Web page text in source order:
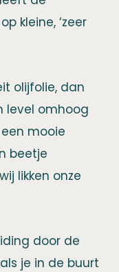
kleine, ‘zeer
olijfolie, dan
level omhoog
mooie
beetje
likken onze
door de
je in de buurt